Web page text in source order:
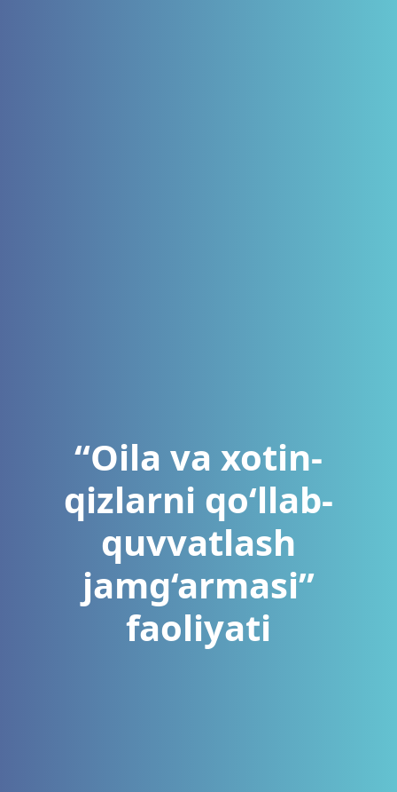
“Oila va xotin-
qizlarni qo‘llab-
quvvatlash
jamg‘armasi”
faoliyati